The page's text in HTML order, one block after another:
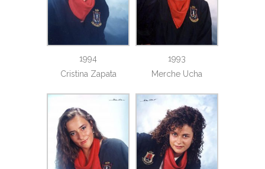
1994
Cristina Zapata
1993
Merche Ucha